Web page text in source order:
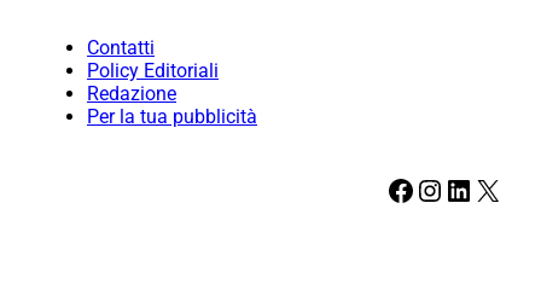
Contatti
Policy Editoriali
Redazione
Per la tua pubblicità
Facebook Instagram LinkedIn X